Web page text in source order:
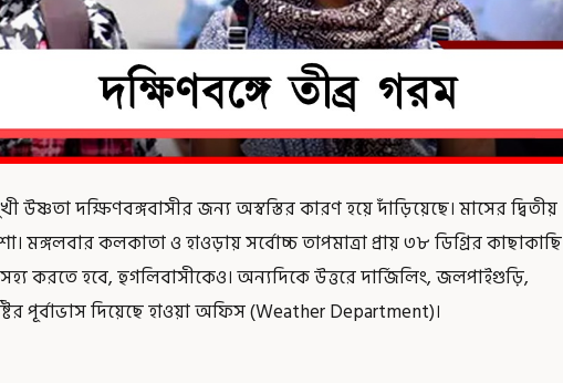
দক্ষিণবঙ্গবাসীর জন্য অস্বস্তির কারণ হয়ে দাঁড়িয়েছে। মাসের দ্বিতীয়
মঙ্গলবার কলকাতা ও হাওড়ায় সর্বোচ্চ তাপমাত্রা প্রায় ৩৮ ডিগ্রির কাছাকাছি
করতে হবে, হুগলিবাসীকেও। অন্যদিকে উত্তরে দার্জিলিং, জলপাইগুড়ি,
পূর্বাভাস দিয়েছে হাওয়া অফিস (Weather Department)।